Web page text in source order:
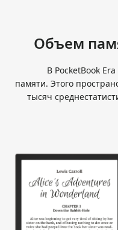
Объем
В PocketBook
памяти. Этого
тысяч